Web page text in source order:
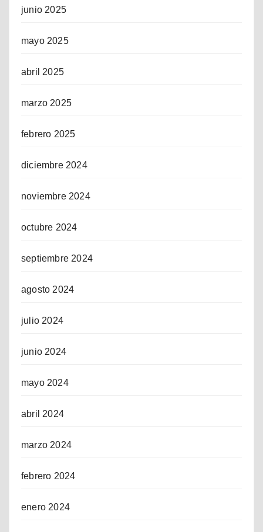
junio 2025
mayo 2025
abril 2025
marzo 2025
febrero 2025
diciembre 2024
noviembre 2024
octubre 2024
septiembre 2024
agosto 2024
julio 2024
junio 2024
mayo 2024
abril 2024
marzo 2024
febrero 2024
enero 2024